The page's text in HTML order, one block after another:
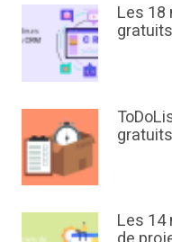
Les 18
Les 14